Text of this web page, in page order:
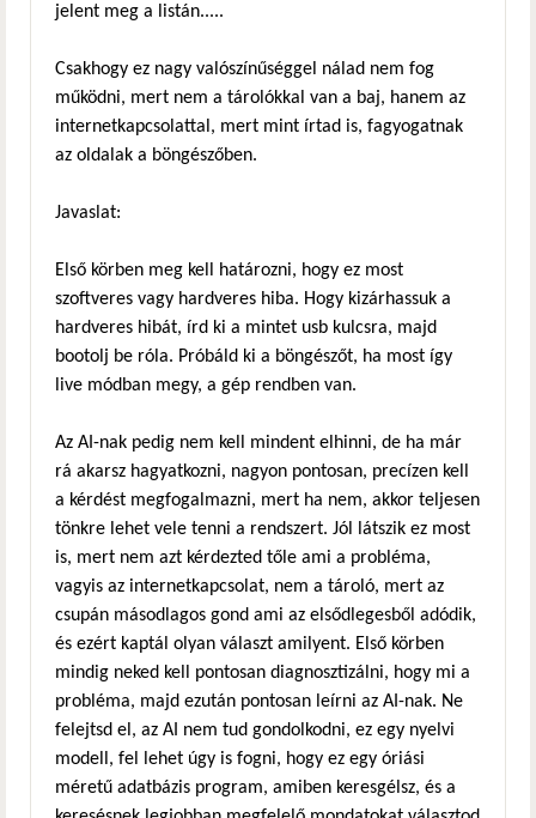
jelent meg a listán.....
Csakhogy ez nagy valószínűséggel nálad nem fog
működni, mert nem a tárolókkal van a baj, hanem az
internetkapcsolattal, mert mint írtad is, fagyogatnak
az oldalak a böngészőben.
Javaslat:
Első körben meg kell határozni, hogy ez most
szoftveres vagy hardveres hiba. Hogy kizárhassuk a
hardveres hibát, írd ki a mintet usb kulcsra, majd
bootolj be róla. Próbáld ki a böngészőt, ha most így
live módban megy, a gép rendben van.
Az AI-nak pedig nem kell mindent elhinni, de ha már
rá akarsz hagyatkozni, nagyon pontosan, precízen kell
a kérdést megfogalmazni, mert ha nem, akkor teljesen
tönkre lehet vele tenni a rendszert. Jól látszik ez most
is, mert nem azt kérdezted tőle ami a probléma,
vagyis az internetkapcsolat, nem a tároló, mert az
csupán másodlagos gond ami az elsődlegesből adódik,
és ezért kaptál olyan választ amilyent. Első körben
mindig neked kell pontosan diagnosztizálni, hogy mi a
probléma, majd ezután pontosan leírni az AI-nak. Ne
felejtsd el, az AI nem tud gondolkodni, ez egy nyelvi
modell, fel lehet úgy is fogni, hogy ez egy óriási
méretű adatbázis program, amiben keresgélsz, és a